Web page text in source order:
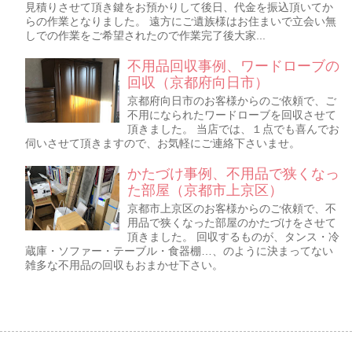
見積りさせて頂き鍵をお預かりして後日、代金を振込頂いてか
らの作業となりました。 遠方にご遺族様はお住まいで立会い無
しでの作業をご希望されたので作業完了後大家...
不用品回収事例、ワードローブの
回収（京都府向日市）
京都府向日市のお客様からのご依頼で、ご
不用になられたワードローブを回収させて
頂きました。 当店では、１点でも喜んでお
伺いさせて頂きますので、お気軽にご連絡下さいませ。
かたづけ事例、不用品で狭くなっ
た部屋（京都市上京区）
京都市上京区のお客様からのご依頼で、不
用品で狭くなった部屋のかたづけをさせて
頂きました。 回収するものが、タンス・冷
蔵庫・ソファー・テーブル・食器棚…、のように決まってない
雑多な不用品の回収もおまかせ下さい。